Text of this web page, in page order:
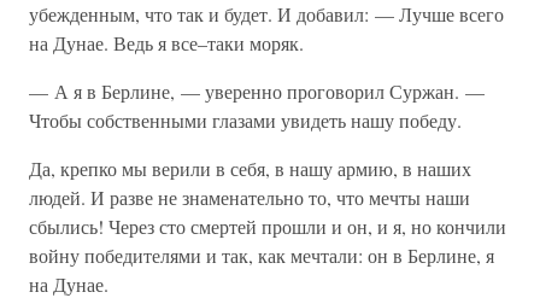
убежденным, что так и будет. И добавил: — Лучше всего
на Дунае. Ведь я все–таки моряк.
— А я в Берлине, — уверенно проговорил Суржан. —
Чтобы собственными глазами увидеть нашу победу.
Да, крепко мы верили в себя, в нашу армию, в наших
людей. И разве не знаменательно то, что мечты наши
сбылись! Через сто смертей прошли и он, и я, но кончили
войну победителями и так, как мечтали: он в Берлине, я
на Дунае.